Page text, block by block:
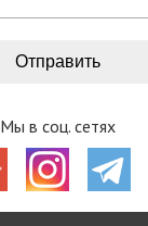
Мы в соц. сетях